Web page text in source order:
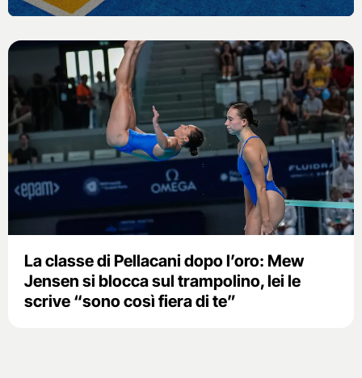
La classe di Pellacani dopo l’oro: Mew
Jensen si blocca sul trampolino, lei le
scrive “sono così fiera di te”